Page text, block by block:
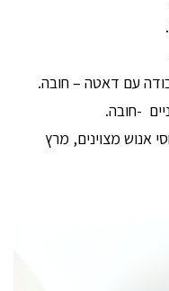
עם דאטה – חובה.
-חובה.
אנוש מצוינים, מרץ